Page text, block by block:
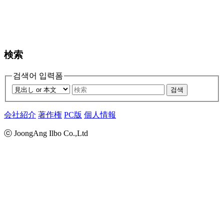
検索
검색어 입력폼
검색
会社紹介 著作権 PC版 個人情報
ⓒ JoongAng Ilbo Co.,Ltd